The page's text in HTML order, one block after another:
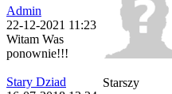
Admin
22-12-2021 11:23
Witam Was
ponownie!!!
Stary Dziad
Starszy